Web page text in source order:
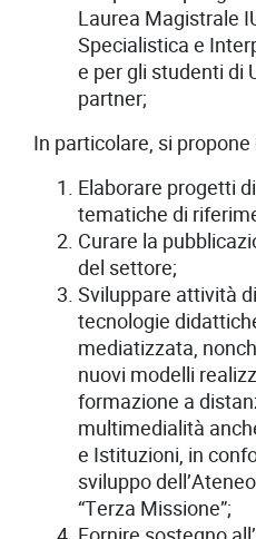
Laurea Magistrale
Specialistica e
e per gli studenti di
partner;
In particolare, si propone
Elaborare progetti
tematiche di
Curare la
del settore;
Sviluppare attività
tecnologie
mediatizzata,
nuovi modelli
formazione a
multimedialità
e Istituzioni, in
sviluppo
“Terza Missione”;